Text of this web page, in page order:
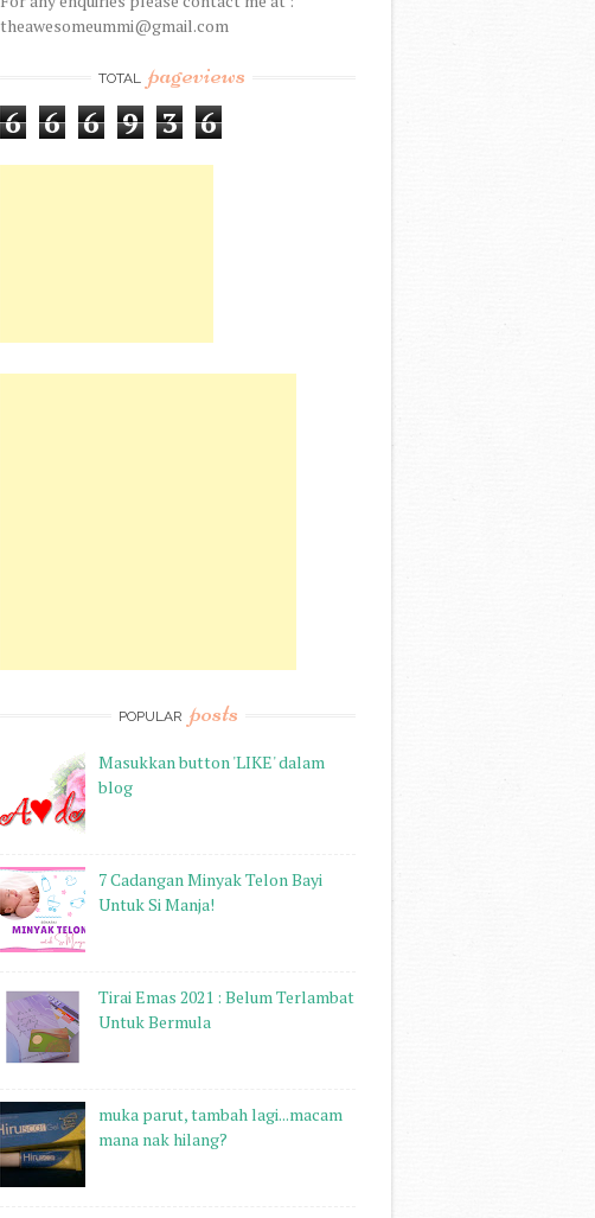
theawesomeummi@gmail.com
TOTAL pageviews
6 6 6 9 3 6
POPULAR posts
Masukkan button 'LIKE' dalam
blog
7 Cadangan Minyak Telon Bayi
Untuk Si Manja!
Tirai Emas 2021 : Belum Terlambat
Untuk Bermula
muka parut, tambah lagi...macam
mana nak hilang?